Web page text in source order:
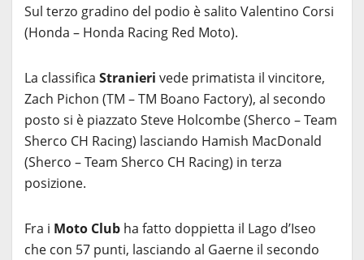
Sul terzo gradino del podio è salito Valentino Corsi
(Honda – Honda Racing Red Moto).
La classifica Stranieri vede primatista il vincitore,
Zach Pichon (TM – TM Boano Factory), al secondo
posto si è piazzato Steve Holcombe (Sherco – Team
Sherco CH Racing) lasciando Hamish MacDonald
(Sherco – Team Sherco CH Racing) in terza
posizione.
Fra i Moto Club ha fatto doppietta il Lago d’Iseo
che con 57 punti, lasciando al Gaerne il secondo